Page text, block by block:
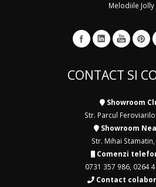
Melodiile Jolly
CONTACT SI
Showroom
Str. Parcul
Showroom
Str. Mihai
Comenzi
0731 357 986 0264
Contact